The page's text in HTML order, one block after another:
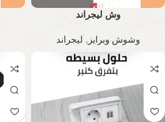
وش ليجراند
وشوش وبرايز , ليجراند